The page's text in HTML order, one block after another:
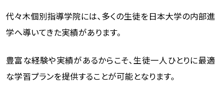
代々木個別指導学院には、多くの生徒を日本大学の内部進
学へ導いてきた実績があります。
豊富な経験や実績があるからこそ、生徒一人ひとりに最適
な学習プランを提供することが可能となります。